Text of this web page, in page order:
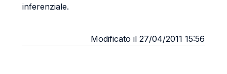
inferenziale.
Modificato il 27/04/2011 15:56